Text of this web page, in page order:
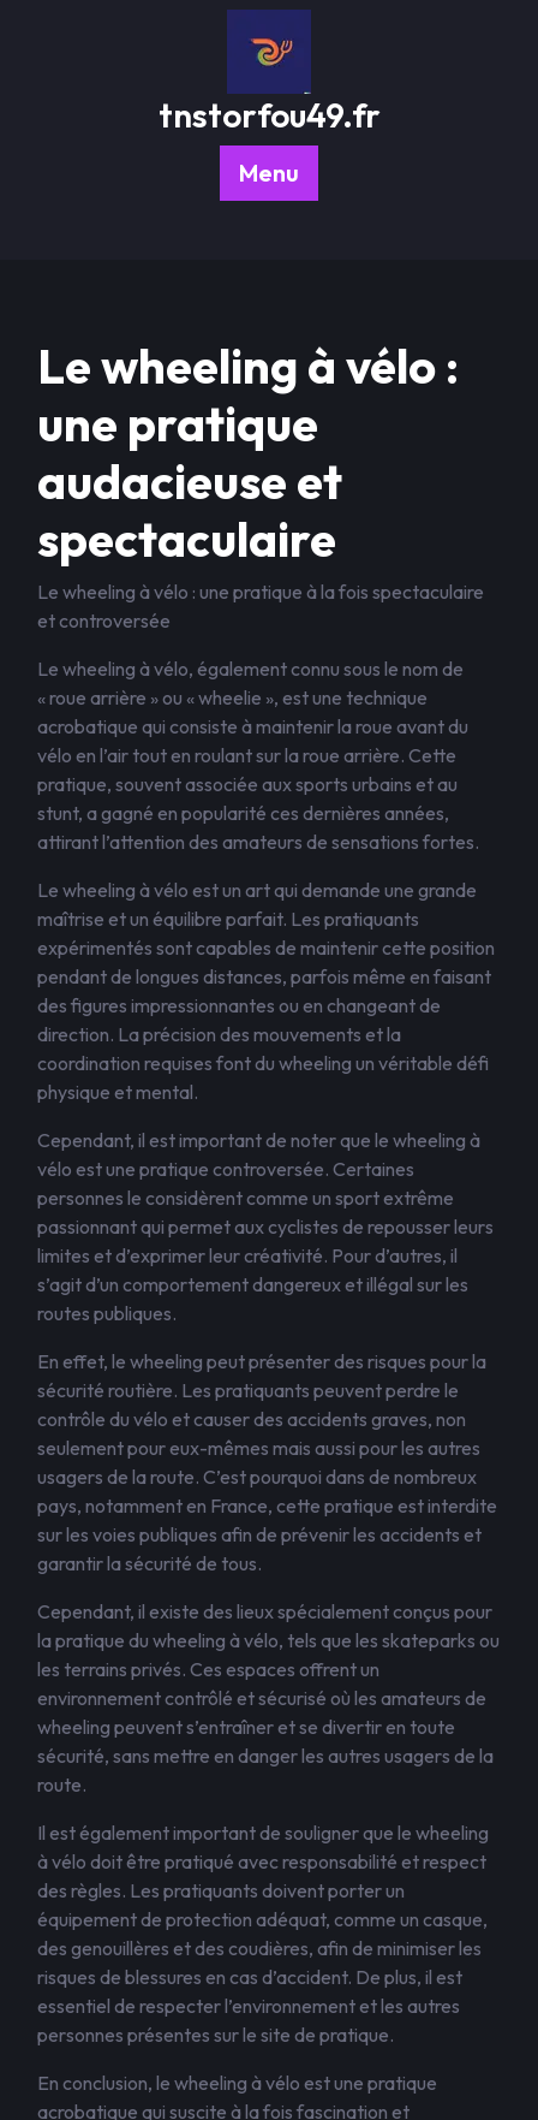
tnstorfou49.fr
Menu
Le wheeling à vélo :
une pratique
audacieuse et
spectaculaire
Le wheeling à vélo : une pratique à la fois spectaculaire
et controversée
Le wheeling à vélo, également connu sous le nom de
« roue arrière » ou « wheelie », est une technique
acrobatique qui consiste à maintenir la roue avant du
vélo en l’air tout en roulant sur la roue arrière. Cette
pratique, souvent associée aux sports urbains et au
stunt, a gagné en popularité ces dernières années,
attirant l’attention des amateurs de sensations fortes.
Le wheeling à vélo est un art qui demande une grande
maîtrise et un équilibre parfait. Les pratiquants
expérimentés sont capables de maintenir cette position
pendant de longues distances, parfois même en faisant
des figures impressionnantes ou en changeant de
direction. La précision des mouvements et la
coordination requises font du wheeling un véritable défi
physique et mental.
Cependant, il est important de noter que le wheeling à
vélo est une pratique controversée. Certaines
personnes le considèrent comme un sport extrême
passionnant qui permet aux cyclistes de repousser leurs
limites et d’exprimer leur créativité. Pour d’autres, il
s’agit d’un comportement dangereux et illégal sur les
routes publiques.
En effet, le wheeling peut présenter des risques pour la
sécurité routière. Les pratiquants peuvent perdre le
contrôle du vélo et causer des accidents graves, non
seulement pour eux-mêmes mais aussi pour les autres
usagers de la route. C’est pourquoi dans de nombreux
pays, notamment en France, cette pratique est interdite
sur les voies publiques afin de prévenir les accidents et
garantir la sécurité de tous.
Cependant, il existe des lieux spécialement conçus pour
la pratique du wheeling à vélo, tels que les skateparks ou
les terrains privés. Ces espaces offrent un
environnement contrôlé et sécurisé où les amateurs de
wheeling peuvent s’entraîner et se divertir en toute
sécurité, sans mettre en danger les autres usagers de la
route.
Il est également important de souligner que le wheeling
à vélo doit être pratiqué avec responsabilité et respect
des règles. Les pratiquants doivent porter un
équipement de protection adéquat, comme un casque,
des genouillères et des coudières, afin de minimiser les
risques de blessures en cas d’accident. De plus, il est
essentiel de respecter l’environnement et les autres
personnes présentes sur le site de pratique.
En conclusion, le wheeling à vélo est une pratique
acrobatique qui suscite à la fois fascination et